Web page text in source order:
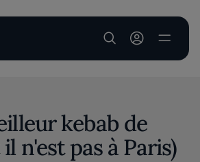
User account
kebab de
n'est pas à Paris)